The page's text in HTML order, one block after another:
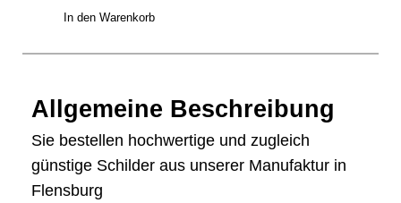
In den Warenkorb
Allgemeine Beschreibung
Sie bestellen hochwertige und zugleich
günstige Schilder aus unserer Manufaktur in
Flensburg